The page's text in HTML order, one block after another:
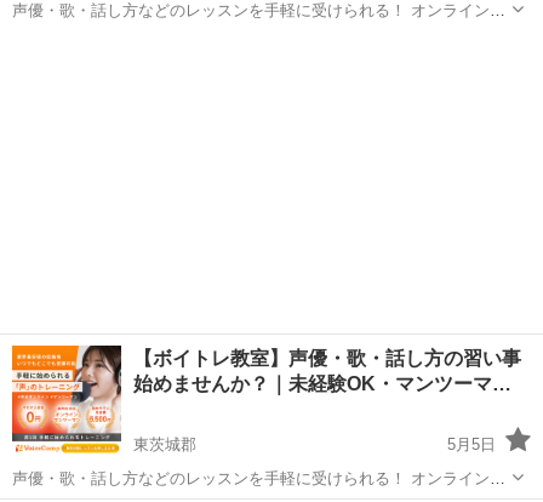
声優・歌・話し方などのレッスンを手軽に受けられる！ オンラインボ
【ボイトレ教室】声優・歌・話し方の習い事
始めませんか？｜未経験OK・マンツーマ…
東茨城郡
5月5日
声優・歌・話し方などのレッスンを手軽に受けられる！ オンラインボ